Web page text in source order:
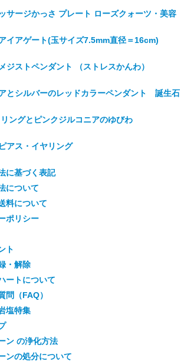
サージかっさ プレート ローズクォーツ・美容
イアゲート(玉サイズ7.5mm直径＝16cm)
ジストペンダント （ストレスかんわ）
とシルバーのレッドカラーペンダント 誕生石
ングとピンクジルコニアのゆびわ
アス・イヤリング
に基づく表記
について
料について
ポリシー
ト
・解除
ートについて
問（FAQ）
塩特集
ン の浄化方法
ンの処分について